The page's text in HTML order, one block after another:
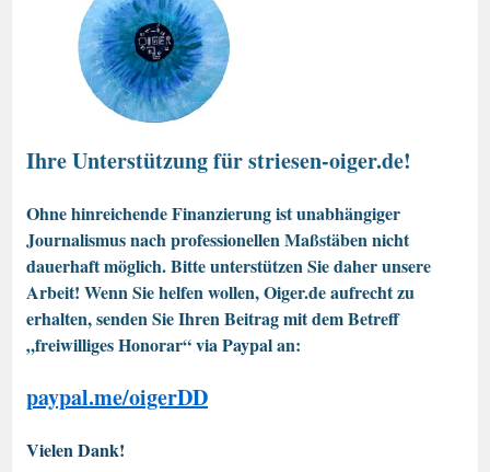
Ihre Unterstützung für striesen-oiger.de!
Ohne hinreichende Finanzierung ist unabhängiger
Journalismus nach professionellen Maßstäben nicht
dauerhaft möglich. Bitte unterstützen Sie daher unsere
Arbeit! Wenn Sie helfen wollen, Oiger.de aufrecht zu
erhalten, senden Sie Ihren Beitrag mit dem Betreff
„freiwilliges Honorar“ via Paypal an:
paypal.me/oigerDD
Vielen Dank!